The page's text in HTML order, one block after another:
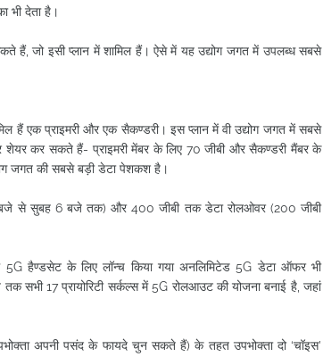
भी देता है।
हैं, जो इसी प्लान में शामिल हैं। ऐसे में यह उद्योग जगत में उपलब्ध सबसे
हैं एक प्राइमरी और एक सैकण्डरी। इस प्लान में वी उद्योग जगत में सबसे
शेयर कर सकते हैं- प्राइमरी मेंबर के लिए 70 जीबी और सैकण्डरी मैंबर के
जगत की सबसे बड़ी डेटा पेशकश है।
बजे से सुबह 6 बजे तक) और 400 जीबी तक डेटा रोलओवर (200 जीबी
हैण्डसेट के लिए लॉन्च किया गया अनलिमिटेड 5G डेटा ऑफर भी
सभी 17 प्रायोरिटी सर्कल्स में 5G रोलआउट की योजना बनाई है, जहां
अपनी पसंद के फायदे चुन सकते हैं) के तहत उपभोक्ता दो ‘चॉइस’